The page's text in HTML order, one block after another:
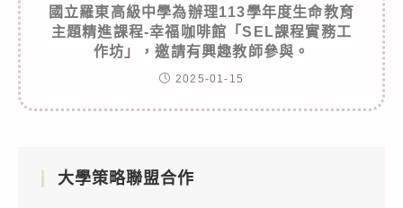
國立羅東高級中學為辦理113學年度生命教育
主題精進課程-幸福咖啡館「SEL課程實務工
作坊」，邀請有興趣教師參與。
2025-01-15
大學策略聯盟合作